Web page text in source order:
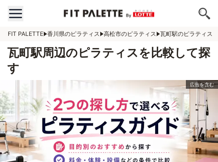
FIT PALETTE 香川県のピラティス 高松市のピラティス 瓦町駅のピラティス
瓦町駅周辺のピラティスを比較して探
す